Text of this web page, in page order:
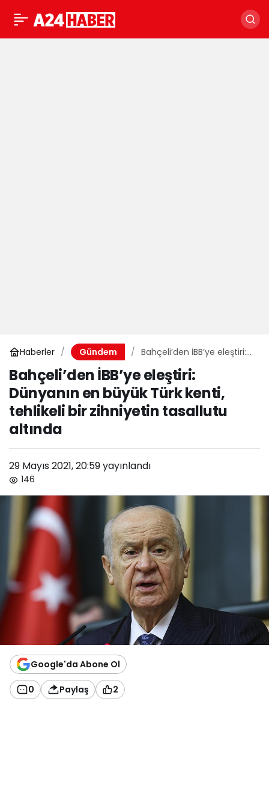
Haberler Gündem
Bahçeli’den İBB’ye eleştiri:
kenti, tehlikeli bir zihniyetin
tasallutu altında
Bahçeli’den İBB’ye eleştiri:
Dünyanın en büyük Türk kenti,
tehlikeli bir zihniyetin tasallutu
altında
29 Mayıs 2021, 20:59yayınlandı
146
Google'da Abone Ol
0 Paylaş 2